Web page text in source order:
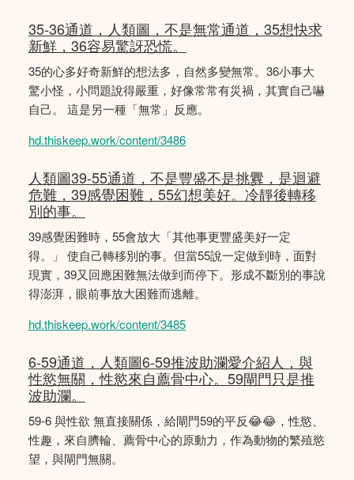
35-36通道，人類圖，不是無常通道，35想快求
新鮮，36容易驚訝恐慌。
35的心多好奇新鮮的想法多，自然多變無常。36小事大
驚小怪，小問題說得嚴重，好像常常有災禍，其實自己嚇
自己。 這是另一種「無常」反應。
hd.thiskeep.work/content/3486
人類圖39-55通道，不是豐盛不是挑釁，是迴避
危難，39感覺困難，55幻想美好。冷靜後轉移
別的事。
39感覺困難時，55會放大「其他事更豐盛美好一定
得。」 使自己轉移別的事。但當55說一定做到時，面對
現實，39又回應困難無法做到而停下。形成不斷別的事說
得澎湃，眼前事放大困難而逃離。
hd.thiskeep.work/content/3485
6-59通道，人類圖6-59推波助瀾愛介紹人，與
性慾無關，性慾來自薦骨中心。59閘門只是推
波助瀾。
59-6 與性欲 無直接關係，給閘門59的平反😂😂，性慾、
性趣，來自臍輪、薦骨中心的原動力，作為動物的繁殖慾
望，與閘門無關。